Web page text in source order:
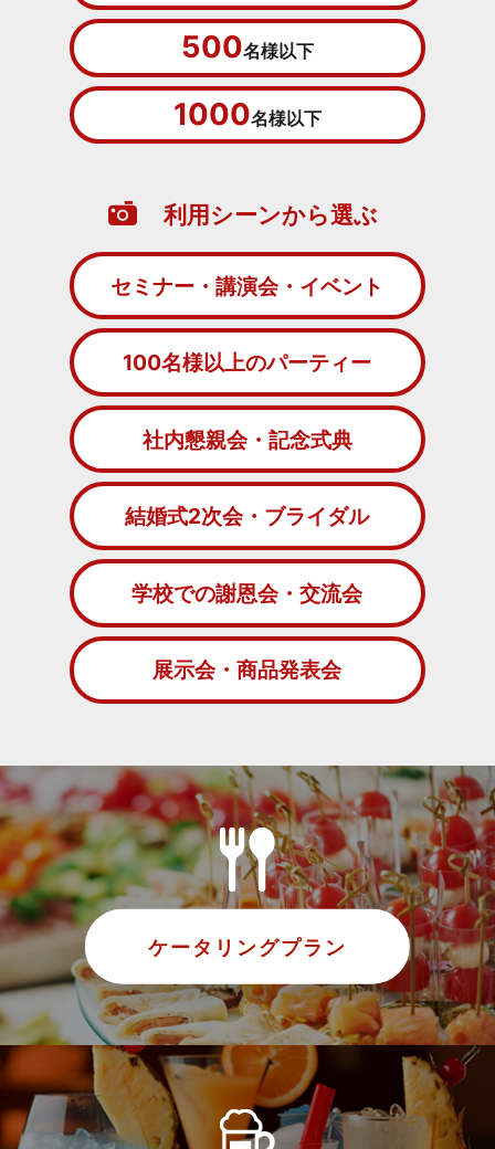
500名様以下
1000名様以下
利用シーンから選ぶ
セミナー・講演会・イベント
100名様以上のパーティー
社内懇親会・記念式典
結婚式2次会・ブライダル
学校での謝恩会・交流会
展示会・商品発表会
ケータリングプラン